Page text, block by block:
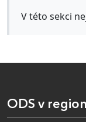
V této sekci
ODS v